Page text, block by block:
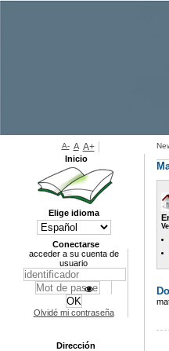
A- A A+
Inicio
Elige idioma
Conectarse
acceder a su cuenta de
usuario
Olvidé mi contraseña
Dirección